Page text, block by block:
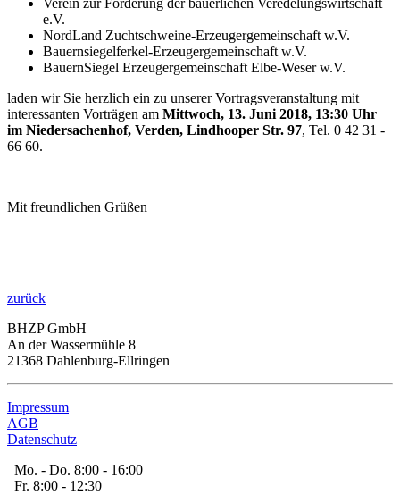
e.V.
NordLand Zuchtschweine-Erzeugergemeinschaft w.V.
Bauernsiegelferkel-Erzeugergemeinschaft w.V.
BauernSiegel Erzeugergemeinschaft Elbe-Weser w.V.
laden wir Sie herzlich ein zu unserer Vortragsveranstaltung mit
interessanten Vorträgen am Mittwoch, 13. Juni 2018, 13:30 Uhr
im Niedersachenhof, Verden, Lindhooper Str. 97, Tel. 0 42 31 -
66 60.
Mit freundlichen Grüßen
zurück
BHZP GmbH
An der Wassermühle 8
21368 Dahlenburg-Ellringen
Impressum
AGB
Datenschutz
Mo. - Do. 8:00 - 16:00
Fr. 8:00 - 12:30